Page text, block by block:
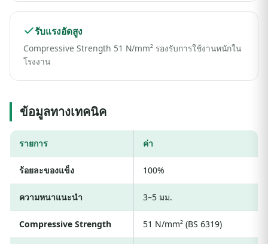
รับแรงอัดสูง
Compressive Strength 51 N/mm² รองรับการใช้งานหนักใน
โรงงาน
ข้อมูลทางเทคนิค
รายการ ค่า
ร้อยละของแข็ง 100%
ความหนาแนะนำ 3–5 มม.
Compressive Strength 51 N/mm² (BS 6319)